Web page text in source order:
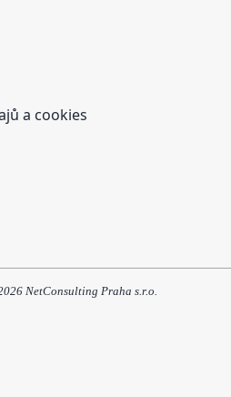
a cookies
NetConsulting Praha s.r.o.